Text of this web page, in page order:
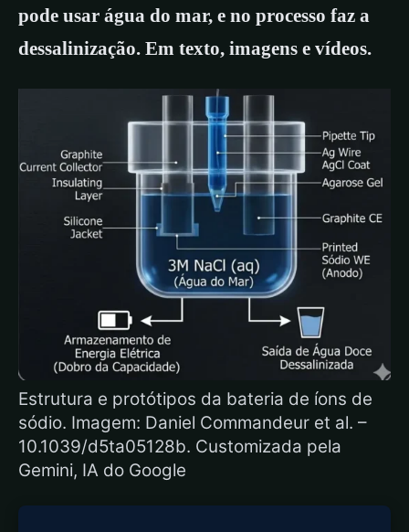
pode usar água do mar, e no processo faz a
dessalinização. Em texto, imagens e vídeos.
Estrutura e protótipos da bateria de íons de
sódio. Imagem: Daniel Commandeur et al. –
10.1039/d5ta05128b. Customizada pela
Gemini, IA do Google